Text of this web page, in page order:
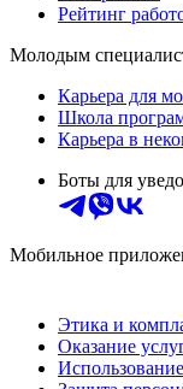
Рейтинг
Молодым
Карьера для
Школа
Карьера в
Боты для
Мобильное
Этика и
Оказание